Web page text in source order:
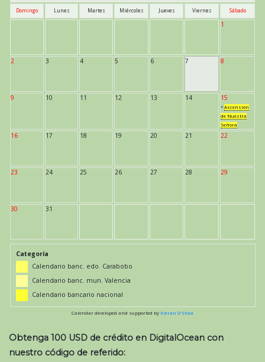
Domingo Lunes Martes Miércoles Jueves Viernes Sábado
1
2 3 4 5 6 7 8
9 10 11 12 13 14 15
* Ascensión
de Nuestra
Señora
16 17 18 19 20 21 22
23 24 25 26 27 28 29
30 31
Categoría
Calendario banc. edo. Carabobo
Calendario banc. mun. Valencia
Calendario bancario nacional
Calendar developed and supported by Kieran O'Shea
Obtenga 100 USD de crédito en DigitalOcean con
nuestro código de referido: